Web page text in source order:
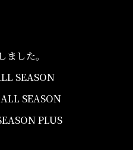
した。
SEASON
SEASON
PLUS